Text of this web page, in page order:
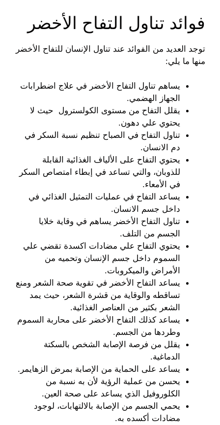
فوائد تناول التفاح الأخضر
توجد العديد من الفوائد عند تناول الإنسان للتفاح الأخضر
منها ما يلي:
يساهم تناول التفاح الأخضر في علاج اضطرابات
الجهاز الهضمي.
يقلل التفاح من مستوى الكولسترول حيث لا
يحتوي علي دهون.
تناول التفاح في الصباح تنظيم نسبة السكر في
دم الانسان.
يحتوي التفاح على الألياف الغذائية القابلة
للذوبان، والتي تساعد في إبطاء امتصاص السكر
في الأمعاء.
يساعد التفاح في عمليات التمثيل الغذائي في
داخل جسم الانسان.
تناول التفاح الأخضر يساهم في وقاية خلايا
الجسم من التلف.
يحتوي التفاح علي مضادات اكسدة تقضي علي
السموم داخل جسم الإنسان وتحميه من
الأمراض والميكروبات.
يساعد التفاح الأخضر في تقوية صحة الشعر ومنع
تساقطه والوقاية من قشرة الشعر، حيث يمد
الشعر بكثير من العناصر الغذائية.
يساعد كذلك التفاح الأخضر على محاربة السموم
وطردها من الجسم.
يقلل من فرصة الإصابة الشخص بالسكتة
الدماغية.
يساعد على الحماية من الإصابة بمرض الزهايمر.
يحسن من عملية الرؤية لأن به نسبة من
الكلوروفيل الذي يساعد على صحة العين.
يحمي الجسم من الإصابة بالالتهابات، لوجود
مضادات أكسده به.